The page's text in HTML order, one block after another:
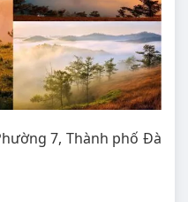
7, Thành phố Đà